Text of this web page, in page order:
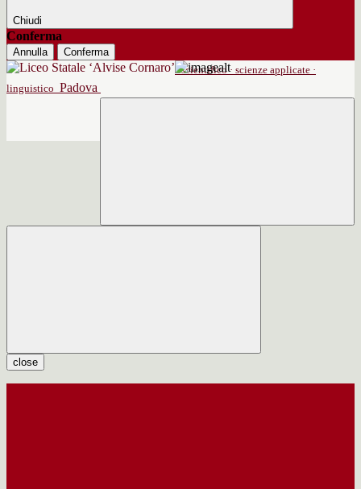
Chiudi
Conferma
Annulla
Conferma
scientifico · scienze applicate ·
linguistico Padova
close